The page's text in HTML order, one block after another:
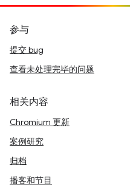
参与
提交 bug
查看未处理完毕的问题
相关内容
Chromium 更新
案例研究
归档
播客和节目